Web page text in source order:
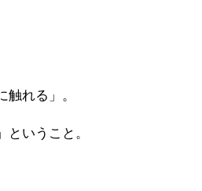
れる」。
ということ。